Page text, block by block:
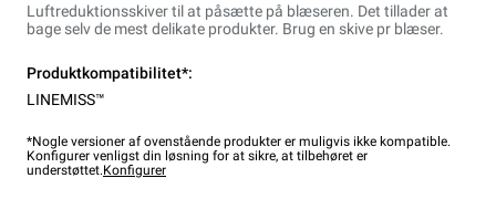
Luftreduktionsskiver til at påsætte på blæseren. Det tillader at
bage selv de mest delikate produkter. Brug en skive pr blæser.
Produktkompatibilitet*:
LINEMISS™
*Nogle versioner af ovenstående produkter er muligvis ikke kompatible.
Konfigurer venligst din løsning for at sikre, at tilbehøret er
understøttet.Konfigurer